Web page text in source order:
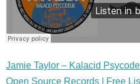
Jamie Taylor – Kalacid
Open Source Records | Free